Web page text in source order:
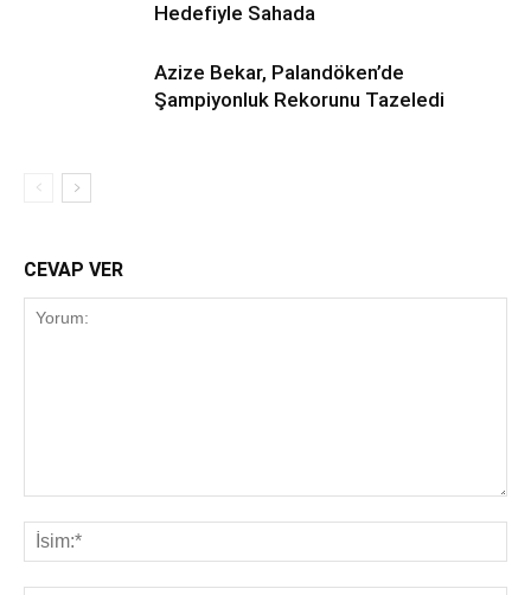
Hedefiyle Sahada
Azize Bekar, Palandöken’de
Şampiyonluk Rekorunu Tazeledi
CEVAP VER